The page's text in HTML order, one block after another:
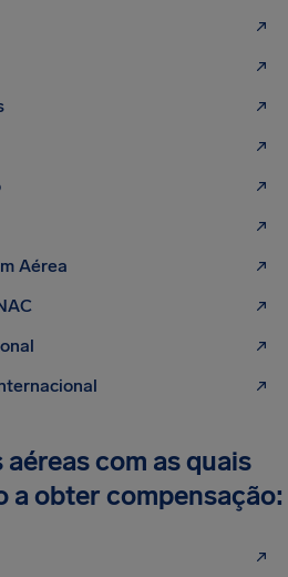
Aérea
com as quais
a obter compensação: